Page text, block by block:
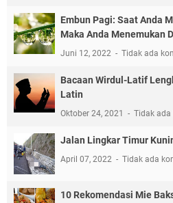
Embun Pagi: Saat Anda
Maka Anda Menemukan
Juni 12, 2022 Tidak ada
Bacaan Wirdul-Latif
Latin
Oktober 24, 2021 Tidak
Jalan Lingkar Timur
April 07, 2022 Tidak ada
10 Rekomendasi Mie